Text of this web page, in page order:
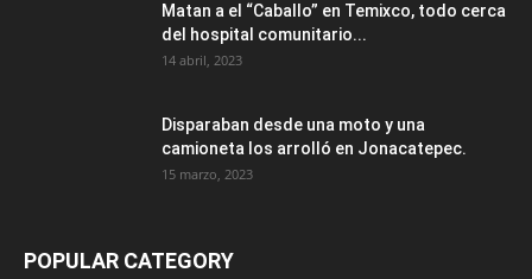
Matan a el “Caballo” en Temixco, todo cerca
del hospital comunitario...
14 abril, 2023
Disparaban desde una moto y una
camioneta los arrolló en Jonacatepec.
15 marzo, 2023
POPULAR CATEGORY